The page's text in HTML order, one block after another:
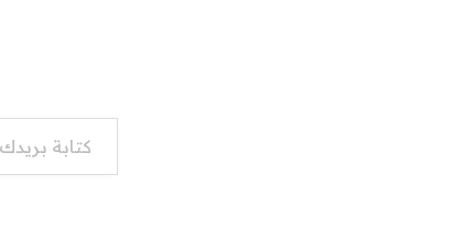
كتابة بريدك الإلكتروني...